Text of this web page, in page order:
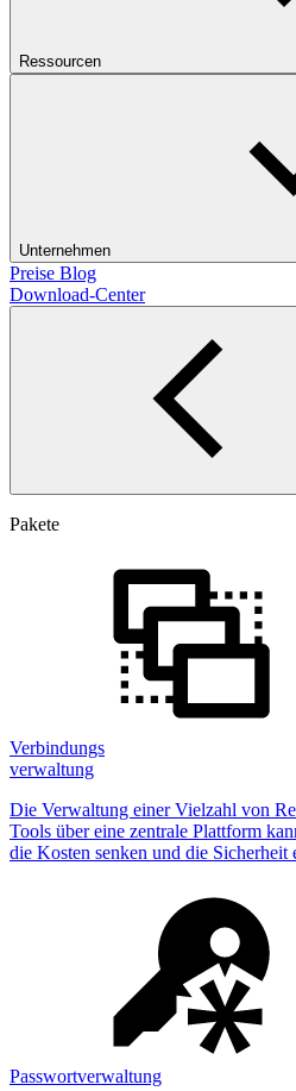
Ressourcen
Unternehmen
Preise Blog
Download-Center
Pakete
Verbindungs
verwaltung
Die Verwaltung einer Vielzahl von
Tools über eine zentrale Plattform
die Kosten senken und die Sicherheit
Passwortverwaltung